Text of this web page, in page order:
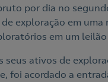
por dia no
exploração em
em um
ativos de
foi acordado a